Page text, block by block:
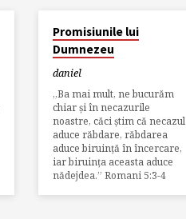
Promisiunile lui
Dumnezeu
daniel
„Ba mai mult, ne bucurăm
chiar și în necazurile
noastre, căci știm că necazul
aduce răbdare, răbdarea
aduce biruință în încercare,
iar biruința aceasta aduce
nădejdea.” Romani 5:3-4